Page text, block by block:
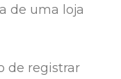
de uma loja
de registrar